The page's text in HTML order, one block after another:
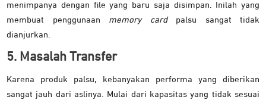
menimpanya dengan file yang baru saja disimpan. Inilah yang
membuat penggunaan memory cardpalsu sangat tidak
dianjurkan.
5. Masalah Transfer
Karena produk palsu, kebanyakan performa yang diberikan
sangat jauh dari aslinya. Mulai dari kapasitas yang tidak sesuai